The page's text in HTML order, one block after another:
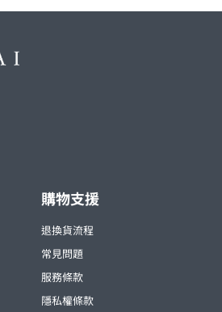
購物支援
退換貨流程
常見問題
服務條款
隱私權條款